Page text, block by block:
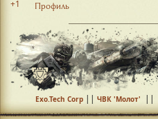
+1 Профиль
Exo.Tech Corp || ЧВК 'Молот' ||